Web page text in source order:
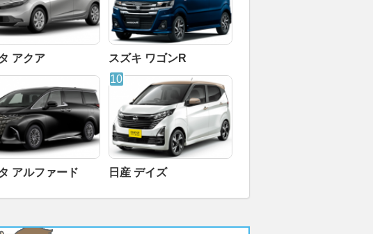
アクア スズキ ワゴンR
アルファード 日産 デイズ